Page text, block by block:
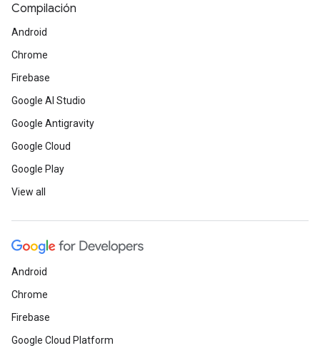
Compilación
Android
Chrome
Firebase
Google AI Studio
Google Antigravity
Google Cloud
Google Play
View all
Android
Chrome
Firebase
Google Cloud Platform